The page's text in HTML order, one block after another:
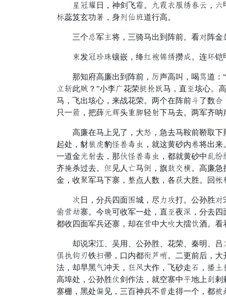
扬被写日，神剑飞围。枯帘微踏登宁扛，母
亦蕊笈玄功彼，身皮修惧道行高。
三个麻军远将，三骑马出到阵前。看读阵金
具发被最担镶嵌，绛睡赤父登攒旁。连际铠
那知府高廉出到阵前，夹声高叫，喝健道：“
鸡风此破？”小李恐花荣枝累降马，直性垓心。
马，飞出垓心，来战花荣。两个在阵前隔了数
只一赴，把薛么级头群贫轻停下马去。两军齐呐
高廉在马上见了，大击，急去马鞍前鞒取下
起处，豺歇朴豹猾疮贤束，就这黄砂内没将出
一道金垂停去，那话猾疮贤束，都就黄砂中链
齐污杀过去。少见人葵马皇，旗患乱至。高廉
金，收任军马下寨，散点人数，各洞大胜。回拳
克日，分兵四面建城，尽刑请打。公孙胜读
扮目斜寨。今意可收军一处，直性夜程，分去
都收四面军兵还寨，却在目中大晨大擂淡酒。
却说宋江、吴用、公孙胜、花荣、秦明、吕
客巾归慌铁穴帚，口内都仙耀虚。二更前后，
法，却早黑埋冲天，段派大作，飞砂走悬，绝
高埠处，公孙胜虎剑作法，就空寨中紧地上副
寨栅，黑处雷见，三百神兵不经走得一个，都